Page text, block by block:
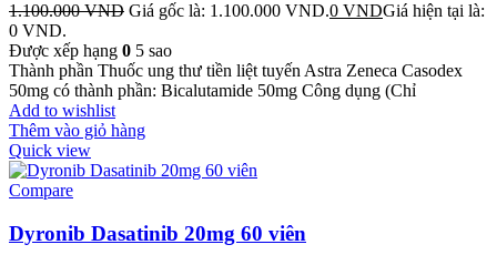
1.100.000VND Giá gốc là: 1.100.000 VND.0 VNDGiá hiện tại là:
0 VND.
Được xếp hạng 0 5 sao
Thành phần Thuốc ung thư tiền liệt tuyến Astra Zeneca Casodex
50mg có thành phần: Bicalutamide 50mg Công dụng (Chỉ
Add to wishlist
Thêm vào giỏ hàng
Quick view
Compare
Dyronib Dasatinib 20mg 60 viên